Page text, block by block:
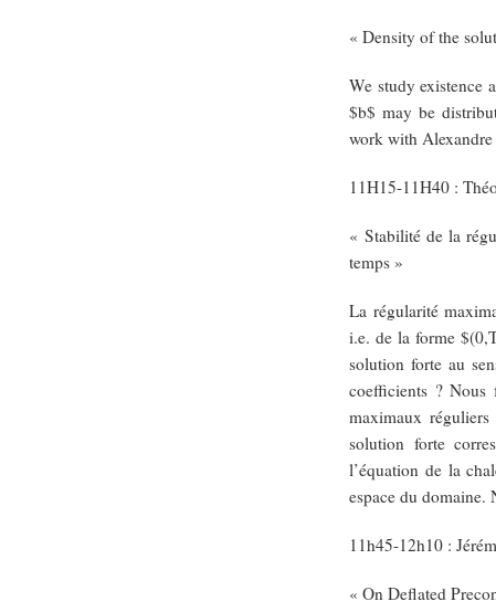
« Density of the
We study existence
$b$ may be
work with Alexandre
11H15-11H40 :
« Stabilité de la
temps »
La régularité
i.e. de la forme
solution forte au
coefficients ? Nous
maximaux
solution forte
l’équation de la
espace du domaine.
11h45-12h10 :
« On Deflated